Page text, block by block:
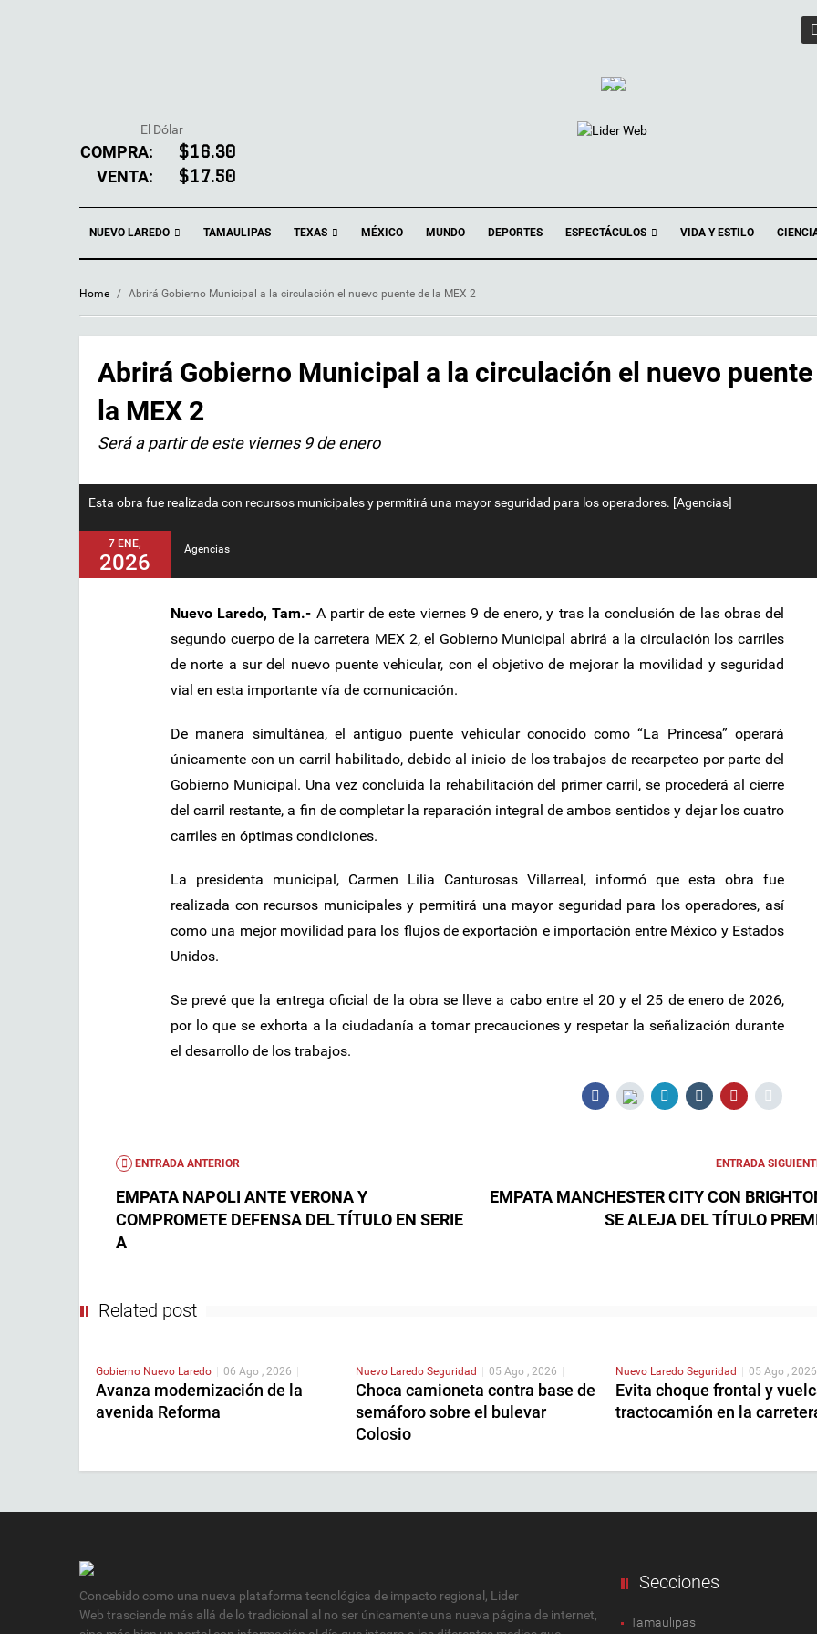
El Dólar
COMPRA: $16.30
VENTA: $17.50
NUEVO LAREDO TAMAULIPAS TEXAS MÉXICO MUNDO DEPORTES ESPECTÁCULOS VIDA Y ESTILO
Home / Abrirá Gobierno Municipal a la circulación el nuevo puente de la MEX 2
Abrirá Gobierno Municipal a la circulación el nuevo puente
la MEX 2
Será a partir de este viernes 9 de enero
Esta obra fue realizada con recursos municipales y permitirá una mayor seguridad para los operadores. [Agencias]
7 ENE,
2026
Agencias
Nuevo Laredo, Tam.- A partir de este viernes 9 de enero, y tras la conclusión de las obras del
segundo cuerpo de la carretera MEX 2, el Gobierno Municipal abrirá a la circulación los carriles
de norte a sur del nuevo puente vehicular, con el objetivo de mejorar la movilidad y seguridad
vial en esta importante vía de comunicación.
De manera simultánea, el antiguo puente vehicular conocido como “La Princesa” operará
únicamente con un carril habilitado, debido al inicio de los trabajos de recarpeteo por parte del
Gobierno Municipal. Una vez concluida la rehabilitación del primer carril, se procederá al cierre
del carril restante, a fin de completar la reparación integral de ambos sentidos y dejar los cuatro
carriles en óptimas condiciones.
La presidenta municipal, Carmen Lilia Canturosas Villarreal, informó que esta obra fue
realizada con recursos municipales y permitirá una mayor seguridad para los operadores, así
como una mejor movilidad para los flujos de exportación e importación entre México y Estados
Unidos.
Se prevé que la entrega oficial de la obra se lleve a cabo entre el 20 y el 25 de enero de 2026,
por lo que se exhorta a la ciudadanía a tomar precauciones y respetar la señalización durante
el desarrollo de los trabajos.
ENTRADA ANTERIOR
EMPATA NAPOLI ANTE VERONA Y
COMPROMETE DEFENSA DEL TÍTULO EN SERIE
A
ENTRADA
EMPATA MANCHESTER CITY CON
SE ALEJA DEL TÍTULO
Related post
Gobierno Nuevo Laredo | 06 Ago , 2026 |
Avanza modernización de la
avenida Reforma
Nuevo Laredo Seguridad | 05 Ago , 2026 |
Choca camioneta contra base de
semáforo sobre el bulevar
Colosio
Nuevo Laredo Seguridad | 05 Ago , 2026
Evita choque frontal y
tractocamión en la
Concebido como una nueva plataforma tecnológica de impacto regional, Lider
Web trasciende más allá de lo tradicional al no ser únicamente una nueva página de internet,
Secciones
Tamaulipas